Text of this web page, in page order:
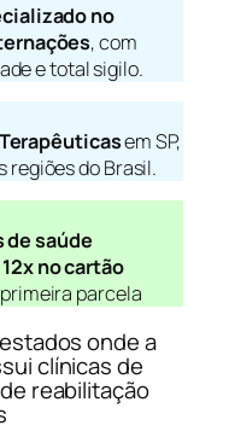
no
, com
e total sigilo.
em SP,
regiões do Brasil.
de saúde
12x no cartão
parcela
onde a
clínicas de
reabilitação